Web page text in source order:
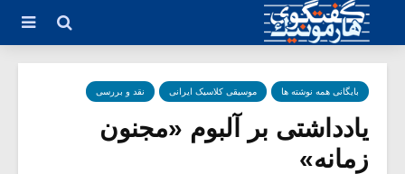
بایگانی همه نوشته ها موسیقی کلاسیک ایرانی نقد و بررسی
یادداشتی بر آلبوم «مجنون
زمانه»